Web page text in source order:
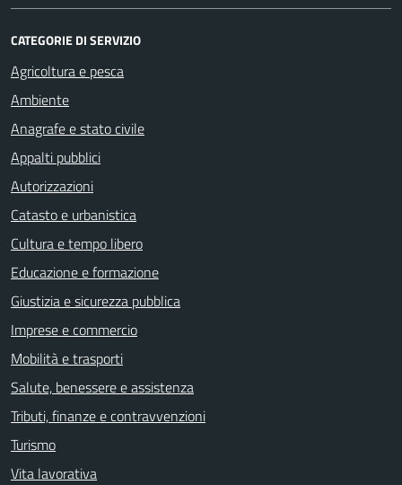
CATEGORIE DI SERVIZIO
Agricoltura e pesca
Ambiente
Anagrafe e stato civile
Appalti pubblici
Autorizzazioni
Catasto e urbanistica
Cultura e tempo libero
Educazione e formazione
Giustizia e sicurezza pubblica
Imprese e commercio
Mobilità e trasporti
Salute, benessere e assistenza
Tributi, finanze e contravvenzioni
Turismo
Vita lavorativa